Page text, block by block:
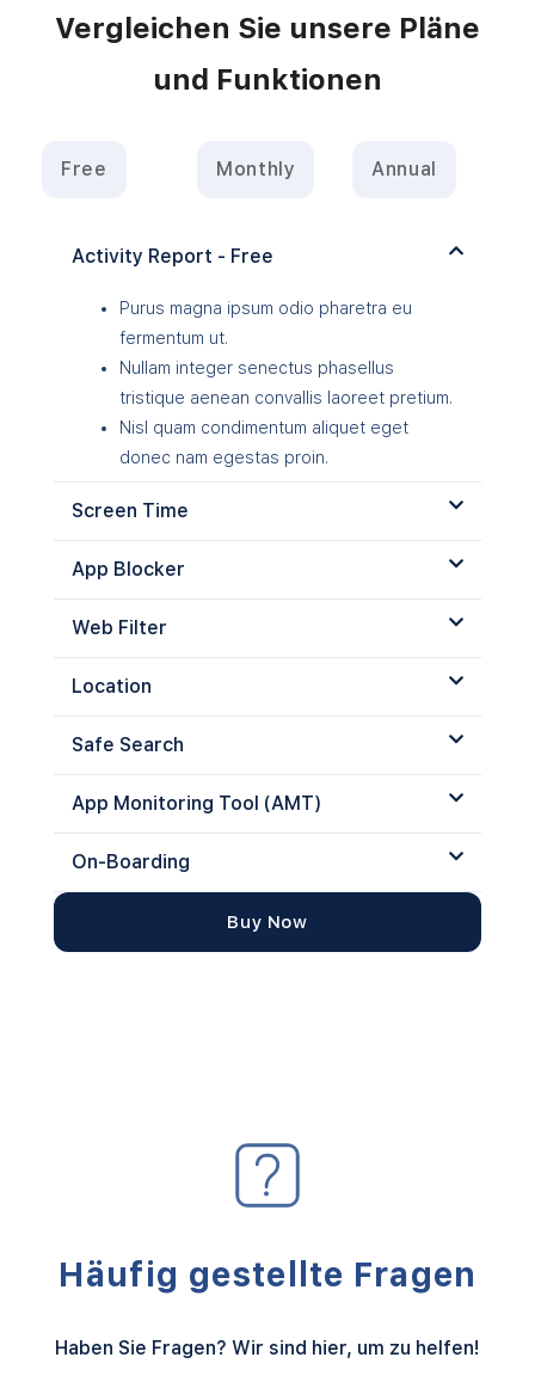
Vergleichen Sie unsere Pläne
und Funktionen
Free Monthly Annual
Activity Report - Free
Purus magna ipsum odio pharetra eu
fermentum ut.
Nullam integer senectus phasellus
tristique aenean convallis laoreet pretium.
Nisl quam condimentum aliquet eget
donec nam egestas proin.
Screen Time
App Blocker
Web Filter
Location
Safe Search
App Monitoring Tool (AMT)
On-Boarding
Buy Now
Häufig gestellte Fragen
Haben Sie Fragen? Wir sind hier, um zu helfen!